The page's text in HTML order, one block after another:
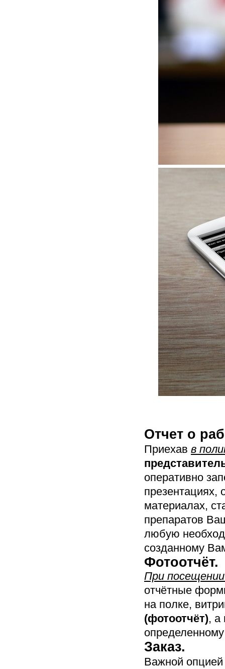
Отчет о
Приехав в
оперативно
презентациях,
материалах,
препаратов
любую
созданному
Фотоотчёт.
При
отчётные
на полке,
(фотоотчёт), а
определенному
Заказ.
Важной опцией